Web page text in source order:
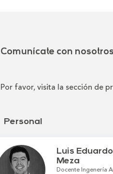
Comunícate con nosotros
Por favor, visita la sección de
Personal
Luis
Meza
Docente Ingenería